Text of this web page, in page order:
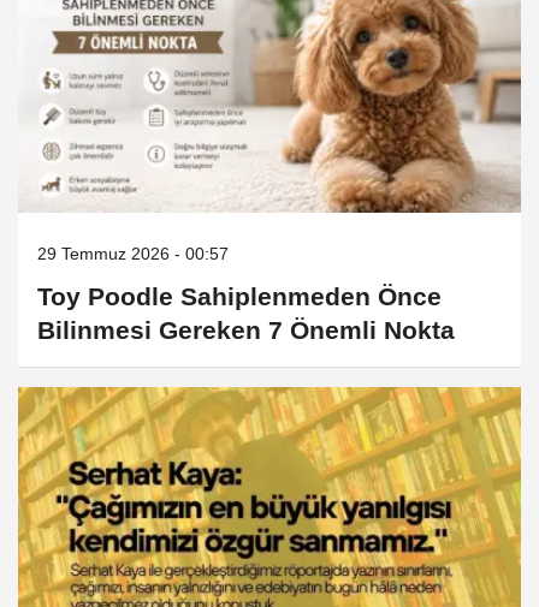
29 Temmuz 2026 - 00:57
Toy Poodle Sahiplenmeden Önce
Bilinmesi Gereken 7 Önemli Nokta